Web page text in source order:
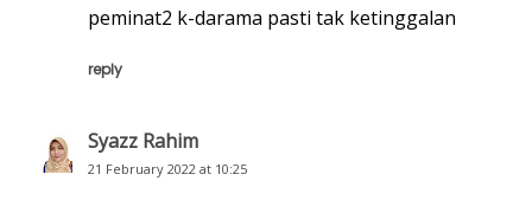
peminat2 k-darama pasti tak ketinggalan
reply
Syazz Rahim
21 February 2022 at 10:25